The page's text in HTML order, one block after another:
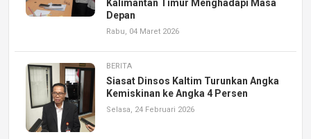
Kalimantan Timur Menghadapi Masa
Depan
Rabu, 04 Maret 2026
BERITA
Siasat Dinsos Kaltim Turunkan Angka
Kemiskinan ke Angka 4 Persen
Selasa, 24 Februari 2026